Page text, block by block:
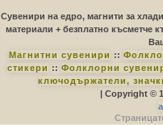
Сувенири на едро, магнити за
материали + безплатно късметче
Магнитни сувенири ::
стикери :: Фолклорни
ключодържатели,
| Copyright ©